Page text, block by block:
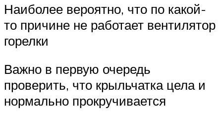
Наиболее вероятно, что по какой-
то причине не работает вентилятор
горелки
Важно в первую очередь
проверить, что крыльчатка цела и
нормально прокручивается